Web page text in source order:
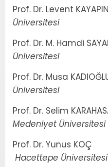
Prof. Dr. Levent
Üniversitesi
Prof. Dr. M.
Üniversitesi
Prof. Dr. Musa
Üniversitesi
Prof. Dr. Selim
Medeniyet Üniversitesi
Prof. Dr.
Hacettepe Üniversitesi